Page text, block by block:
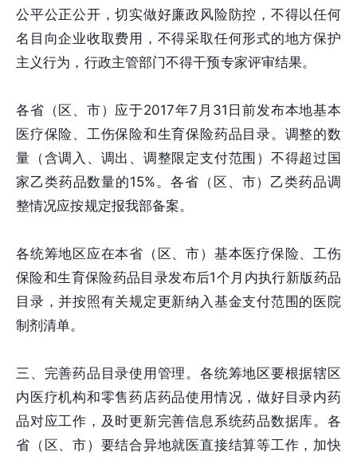
公平公正公开，切实做好廉政风险防控，不得以任何
名目向企业收取费用，不得采取任何形式的地方保护
主义行为，行政主管部门不得干预专家评审结果。
各省（区、市）应于2017年7月31日前发布本地基本
医疗保险、工伤保险和生育保险药品目录。调整的数
量（含调入、调出、调整限定支付范围）不得超过国
家乙类药品数量的15%。各省（区、市）乙类药品调
整情况应按规定报我部备案。
各统筹地区应在本省（区、市）基本医疗保险、工伤
保险和生育保险药品目录发布后1个月内执行新版药品
目录，并按照有关规定更新纳入基金支付范围的医院
制剂清单。
三、完善药品目录使用管理。各统筹地区要根据辖区
内医疗机构和零售药店药品使用情况，做好目录内药
品对应工作，及时更新完善信息系统药品数据库。各
省（区、市）要结合异地就医直接结算等工作，加快